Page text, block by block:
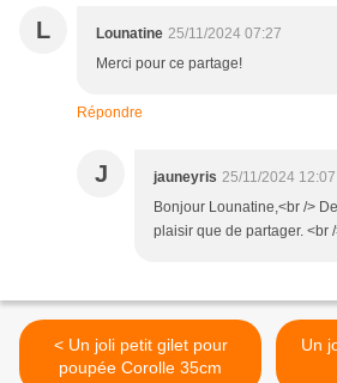
L Lounatine 25/11/2024 07:27
Merci pour ce partage!
Répondre
J jauneyris 25/11/2024 12:07
Bonjour Lounatine,<br />
plaisir que de partager. <br
< Un joli petit gilet pour
poupée Corolle 35cm
Un